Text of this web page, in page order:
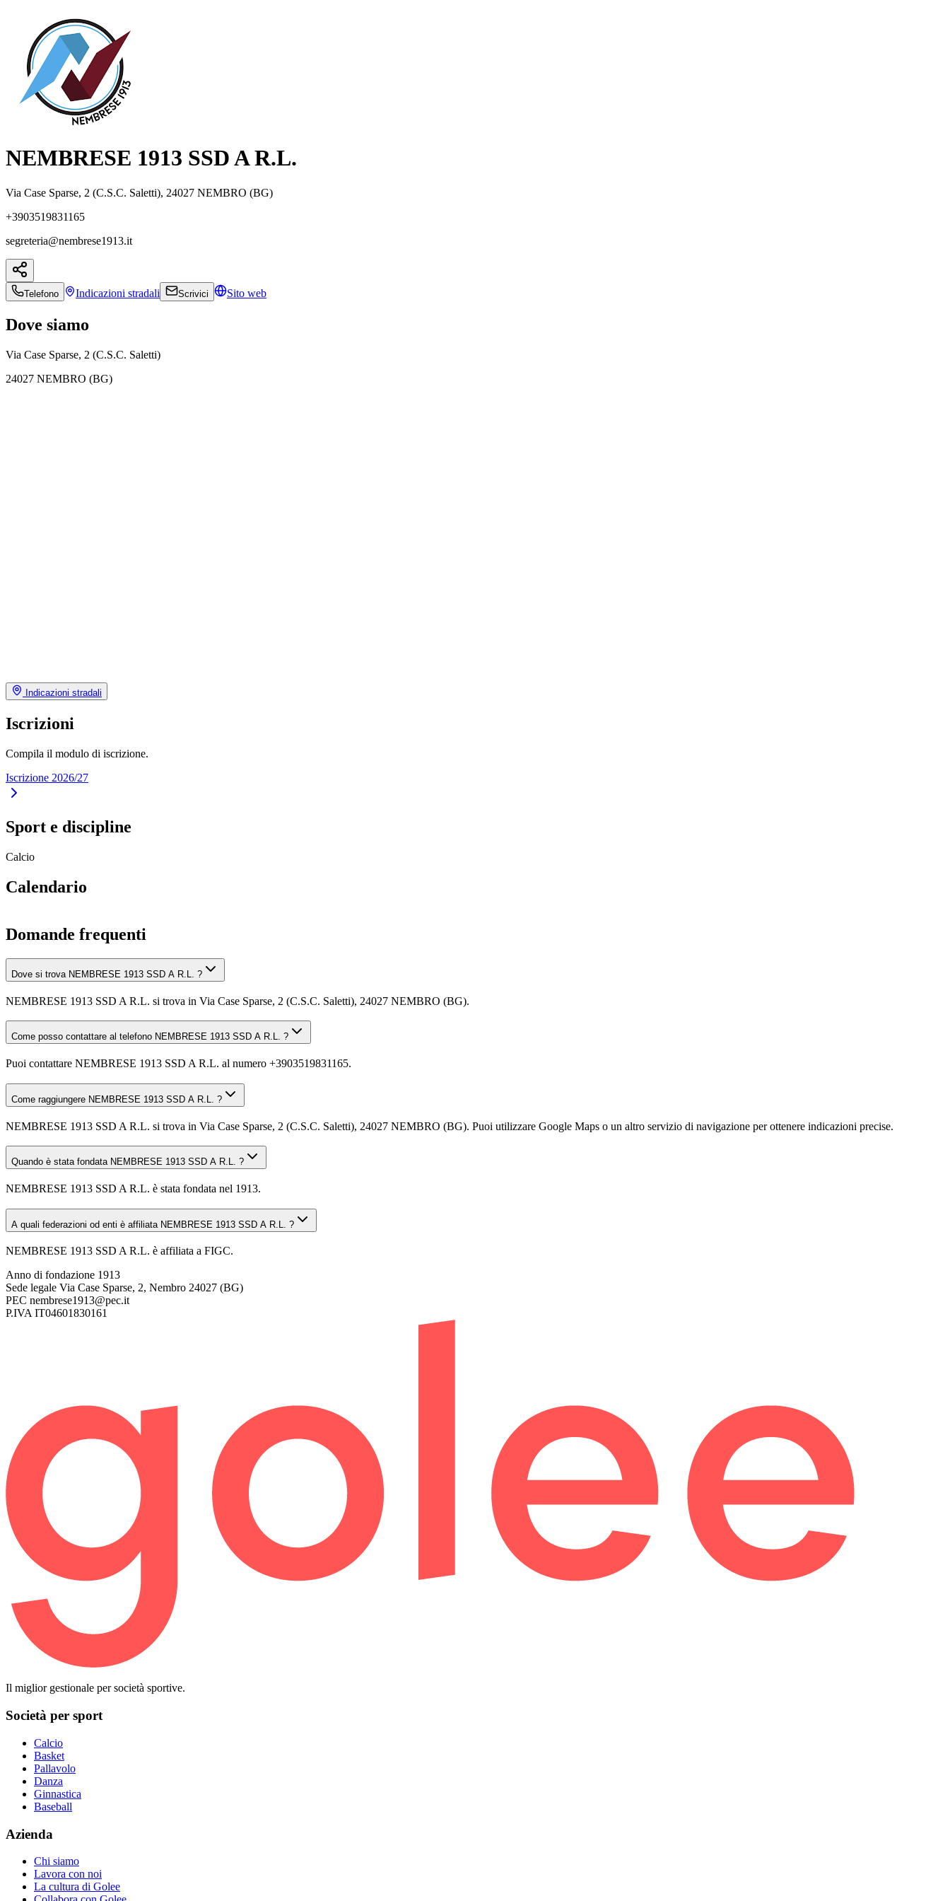
NEMBRESE 1913 SSD A R.L.
Via Case Sparse, 2 (C.S.C. Saletti), 24027 NEMBRO (BG)
+3903519831165
segreteria@nembrese1913.it
Telefono Indicazioni stradali Scrivici Sito web
Dove siamo
Via Case Sparse, 2 (C.S.C. Saletti)
24027 NEMBRO (BG)
Indicazioni stradali
Iscrizioni
Compila il modulo di iscrizione.
Iscrizione 2026/27
Sport e discipline
Calcio
Calendario
Domande frequenti
Dove si trova NEMBRESE 1913 SSD A R.L. ?
NEMBRESE 1913 SSD A R.L. si trova in Via Case Sparse, 2 (C.S.C. Saletti), 24027 NEMBRO (BG).
Come posso contattare al telefono NEMBRESE 1913 SSD A R.L. ?
Puoi contattare NEMBRESE 1913 SSD A R.L. al numero +3903519831165.
Come raggiungere NEMBRESE 1913 SSD A R.L. ?
NEMBRESE 1913 SSD A R.L. si trova in Via Case Sparse, 2 (C.S.C. Saletti), 24027 NEMBRO (BG). Puoi utilizzare Google Maps o un altro servizio di navigazione per ottenere indicazioni precise.
Quando è stata fondata NEMBRESE 1913 SSD A R.L. ?
NEMBRESE 1913 SSD A R.L. è stata fondata nel 1913.
A quali federazioni od enti è affiliata NEMBRESE 1913 SSD A R.L. ?
NEMBRESE 1913 SSD A R.L. è affiliata a FIGC.
Anno di fondazione 1913
Sede legale Via Case Sparse, 2, Nembro 24027 (BG)
PEC nembrese1913@pec.it
P.IVA IT04601830161
Il miglior gestionale per società sportive.
Società per sport
Calcio
Basket
Pallavolo
Danza
Ginnastica
Baseball
Azienda
Chi siamo
Lavora con noi
La cultura di Golee